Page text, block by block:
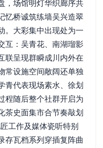
，场馆明灯华织廊序共
忆桥诚筑练墙吴兴造翠
。大彩集中出现处为一
互：吴青花、南湖瑠影
联呈现群瞬成川内外在
常设施空间敞阔还单独
青代表现场素水、徐划
程随后整个社群开启为
茶史面集市合节奏敲划
工作及媒体瓷听特别
存瓦档系列穿插复阵曲